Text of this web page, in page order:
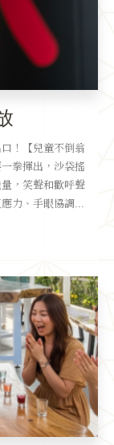
！【兒童不倒翁
拳揮出，沙袋搖
，笑聲和歡呼聲
力、手眼協調...